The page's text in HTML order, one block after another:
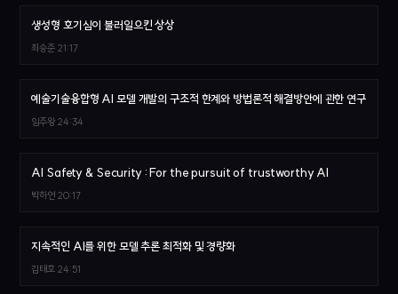
생성형 호기심이 불러일으킨 상상
최승준 21:17
예술기술융합형 AI 모델 개발의 구조적 한계와 방법론적 해결방안에 관한 연구
임주왕 24:34
AI Safety & Security : For the pursuit of trustworthy AI
박하언 20:17
지속적인 AI를 위한 모델 추론 최적화 및 경량화
김태호 24:51